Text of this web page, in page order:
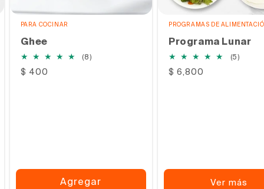
PARA COCINAR
Ghee
(8)8
Precio
$ 400
Agregar
PROGRAMAS DE
Programa Lunar
(5)5
Precio
$ 6,800
Ver más